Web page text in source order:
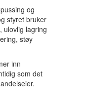
og
styret bruker
ulovlig lagring
støy
inn
som det